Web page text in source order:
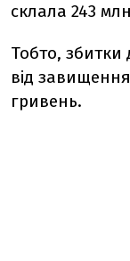
склала 243
Тобто, збитки
від
гривень.